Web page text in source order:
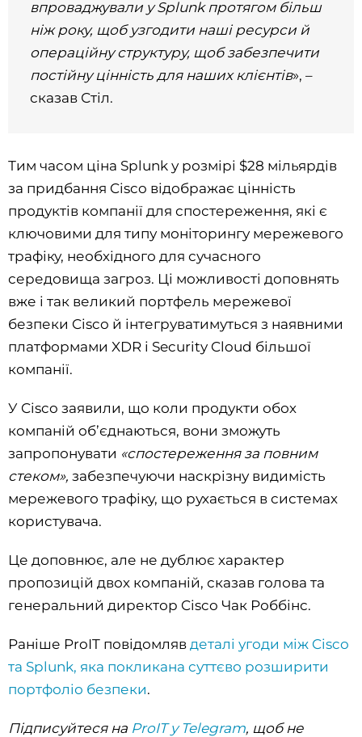
впроваджували у Splunk протягом більш
ніж року, щоб узгодити наші ресурси й
операційну структуру, щоб забезпечити
постійну цінність для наших клієнтів», –
сказав Стіл.
Тим часом ціна Splunk у розмірі $28 мільярдів
за придбання Cisco відображає цінність
продуктів компанії для спостереження, які є
ключовими для типу моніторингу мережевого
трафіку, необхідного для сучасного
середовища загроз. Ці можливості доповнять
вже і так великий портфель мережевої
безпеки Cisco й інтегруватимуться з наявними
платформами XDR і Security Cloud більшої
компанії.
У Cisco заявили, що коли продукти обох
компаній об’єднаються, вони зможуть
запропонувати «спостереження за повним
стеком», забезпечуючи наскрізну видимість
мережевого трафіку, що рухається в системах
користувача.
Це доповнює, але не дублює характер
пропозицій двох компаній, сказав голова та
генеральний директор Cisco Чак Роббінс.
Раніше ProIT повідомляв деталі угоди між Cisco
та Splunk, яка покликана суттєво розширити
портфоліо безпеки.
Підписуйтеся на ProIT у Telegram, щоб не